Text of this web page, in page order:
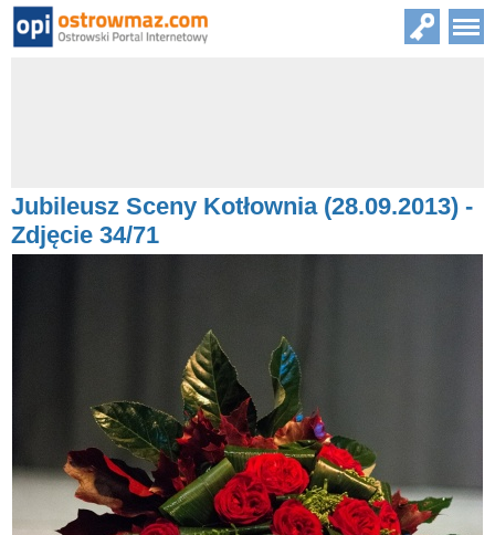
Jubileusz Sceny Kotłownia (28.09.2013) -
Zdjęcie 34/71